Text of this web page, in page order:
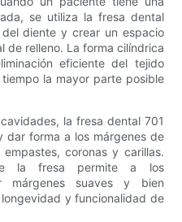
se utiliza la fresa dental
diente y crear un espacio
de relleno. La forma cilíndrica
eficiente del tejido
la mayor parte posible
la fresa dental 701
dar forma a los márgenes de
coronas y carillas.
la fresa permite a los
márgenes suaves y bien
y funcionalidad de